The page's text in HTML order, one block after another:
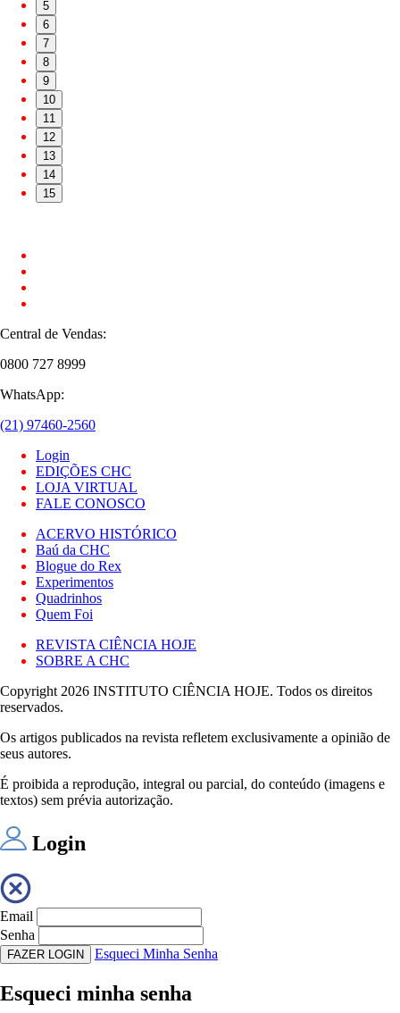
5
6
7
8
9
10
11
12
13
14
15
Central de Vendas:
0800 727 8999
WhatsApp:
(21) 97460-2560
Login
EDIÇÕES CHC
LOJA VIRTUAL
FALE CONOSCO
ACERVO HISTÓRICO
Baú da CHC
Blogue do Rex
Experimentos
Quadrinhos
Quem Foi
REVISTA CIÊNCIA HOJE
SOBRE A CHC
Copyright 2026 INSTITUTO CIÊNCIA HOJE. Todos os direitos
reservados.
Os artigos publicados na revista refletem exclusivamente a opinião de
seus autores.
É proibida a reprodução, integral ou parcial, do conteúdo (imagens e
textos) sem prévia autorização.
Login
Email
Senha
FAZER LOGIN Esqueci Minha Senha
Esqueci minha senha